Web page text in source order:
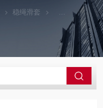
稳绳滑套 铸铁稳绳滑套